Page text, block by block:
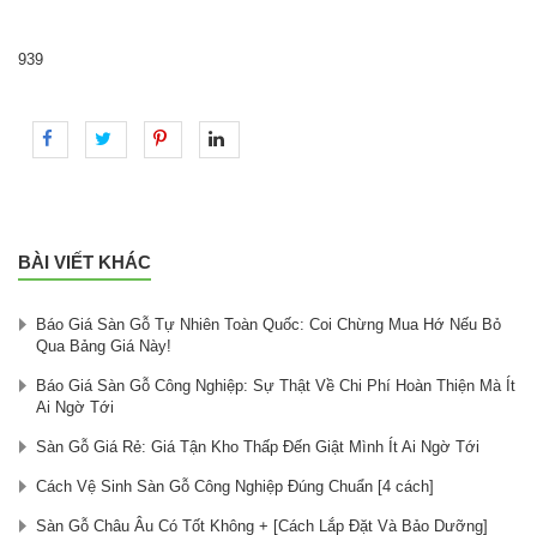
939
BÀI VIẾT KHÁC
Báo Giá Sàn Gỗ Tự Nhiên Toàn Quốc: Coi Chừng Mua Hớ Nếu Bỏ
Qua Bảng Giá Này!
Báo Giá Sàn Gỗ Công Nghiệp: Sự Thật Về Chi Phí Hoàn Thiện Mà Ít
Ai Ngờ Tới
Sàn Gỗ Giá Rẻ: Giá Tận Kho Thấp Đến Giật Mình Ít Ai Ngờ Tới
Cách Vệ Sinh Sàn Gỗ Công Nghiệp Đúng Chuẩn [4 cách]
Sàn Gỗ Châu Âu Có Tốt Không + [Cách Lắp Đặt Và Bảo Dưỡng]